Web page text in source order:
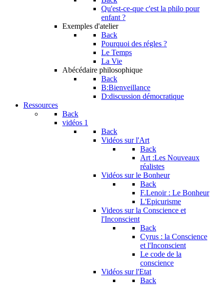
Qu'est-ce-que c'est la philo pour
enfant ?
Exemples d'atelier
Back
Pourquoi des régles ?
Le Temps
La Vie
Abécédaire philosophique
Back
B:Bienveillance
D:discussion démocratique
Ressources
Back
vidéos 1
Back
Vidéos sur l'Art
Back
Art :Les Nouveaux
réalistes
Vidéos sur le Bonheur
Back
F.Lenoir : Le Bonheur
L'Epicurisme
Videos sur la Conscience et
l'Inconscient
Back
Cyrus : la Conscience
et l'Inconscient
Le code de la
conscience
Vidéos sur l'Etat
Back